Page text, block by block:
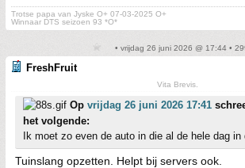
Trotse papa van Jyske O+ 07-03-2025 O+
Winnaar DTS seizoen 93 *O*
• vrijdag 26 juni 2026 @ 17:44 •
FreshFruit
Vita Brevis.
Op vrijdag 26 juni 2026 17:41
het volgende:
Ik moet zo even de auto in die al de hele dag
Tuinslang opzetten. Helpt bij servers ook.